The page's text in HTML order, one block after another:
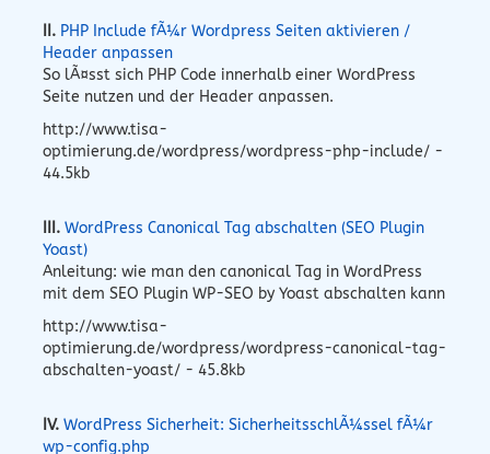
II. PHP Include fÃ¼r Wordpress Seiten aktivieren /
Header anpassen
So lÃ¤sst sich PHP Code innerhalb einer WordPress
Seite nutzen und der Header anpassen.
http://www.tisa-
optimierung.de/wordpress/wordpress-php-include/ -
44.5kb
III. WordPress Canonical Tag abschalten (SEO Plugin
Yoast)
Anleitung: wie man den canonical Tag in WordPress
mit dem SEO Plugin WP-SEO by Yoast abschalten kann
http://www.tisa-
optimierung.de/wordpress/wordpress-canonical-tag-
abschalten-yoast/ - 45.8kb
IV. WordPress Sicherheit: SicherheitsschlÃ¼ssel fÃ¼r
wp-config.php